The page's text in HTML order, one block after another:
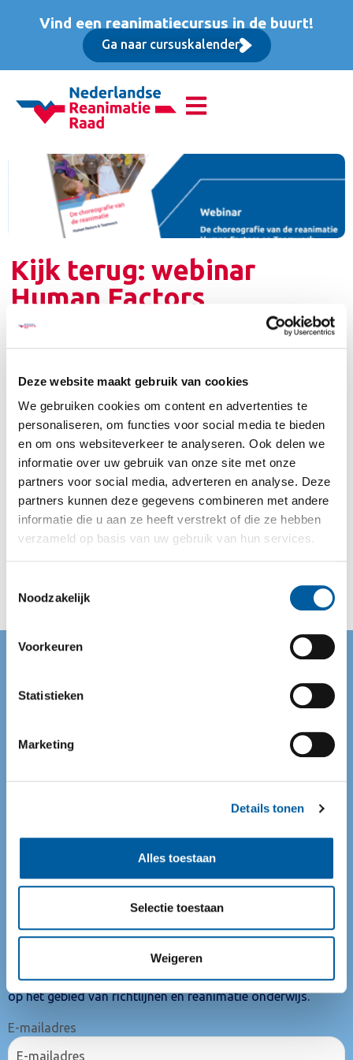
Deze website maakt gebruik van cookies
We gebruiken cookies om content en advertenties te
personaliseren, om functies voor social media te bieden
en om ons websiteverkeer te analyseren. Ook delen we
informatie over uw gebruik van onze site met onze
partners voor social media, adverteren en analyse. Deze
partners kunnen deze gegevens combineren met andere
informatie die u aan ze heeft verstrekt of die ze hebben
verzameld op basis van uw gebruik van hun services.
Noodzakelijk
Voorkeuren
Statistieken
Marketing
Details tonen
Alles toestaan
Selectie toestaan
Weigeren
Vind een reanimatiecursus in de buurt!
Ga naar cursuskalender
Kijk terug: webinar
Human Factors
Woensdag 26 januari 2022 hebben wij een webinar
gegeven over de nieuwe leidraad de Choreografie van de
webinar terug.
Nederlandse Reanimatie Raad (NRR)
3528 BL Utrecht
(maandag t/m vrijdag van 9:00 tot 12:00)
E-mail:info@reanimatieraad.nl
Ik wil reanimatie instructeur worden
Blijf op de hoogte van nieuws en ontwikkelingen
op het gebied van richtlijnen en reanimatie onderwijs.
E-mailadres